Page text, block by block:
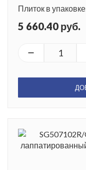
Плиток в
5 660.40 руб.